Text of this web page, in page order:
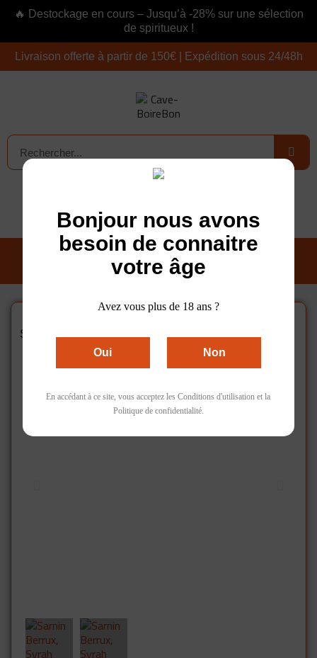
Bonjour nous avons
besoin de connaitre
votre âge
Avez vous plus de 18 ans ?
Oui Non
En accédant à ce site, vous acceptez les Conditions d'utilisation et la
Politique de confidentialité.
🔥 Destockage en cours – Jusqu’à -28% sur une sélection
de spiritueux !
Livraison offerte à partir de 150€ | Expédition sous 24/48h
Sarnin Berrux, Syrah Nord, Rouge, 2017, 11%, 150cl